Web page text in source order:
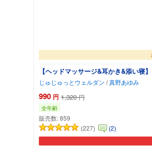
【ヘッドマッサージ&耳かき&添い寝
じゅじゅっとウェルダン /真野あゆみ
990 円 1,320 円
全年齢
販売数:859
(227)
(2)